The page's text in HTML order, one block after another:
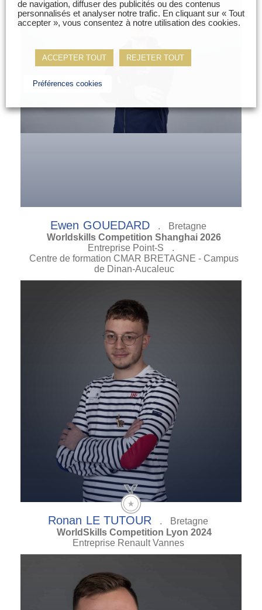
Ewen GOUEDARD .
Bretagne
Worldskills Competition Shanghai 2026
Entreprise Point-S
.
Centre de formation CMAR BRETAGNE - Campus
de Dinan-Aucaleuc
Ronan LE TUTOUR .
Bretagne
WorldSkills Competition Lyon 2024
Entreprise Renault Vannes
de navigation, diffuser des publicités ou des contenus
personnalisés et analyser notre trafic. En cliquant sur « Tout
accepter », vous consentez à notre utilisation des cookies.
ACCEPTER TOUT REJETER TOUT
Préférences cookies